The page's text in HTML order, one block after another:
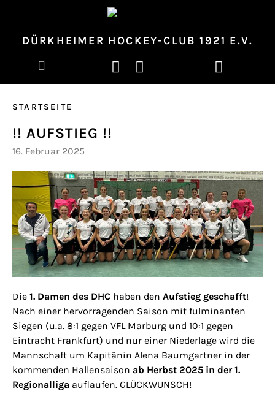
DÜRKHEIMER HOCKEY-CLUB 1921 E.V.
STARTSEITE
!! AUFSTIEG !!
16. Februar 2025
Die 1. Damen des DHC haben den Aufstieg geschafft!
Nach einer hervorragenden Saison mit fulminanten
Siegen (u.a. 8:1 gegen VFL Marburg und 10:1 gegen
Eintracht Frankfurt) und nur einer Niederlage wird die
Mannschaft um Kapitänin Alena Baumgartner in der
kommenden Hallensaison ab Herbst 2025 in der 1.
Regionalliga auflaufen. GLÜCKWUNSCH!